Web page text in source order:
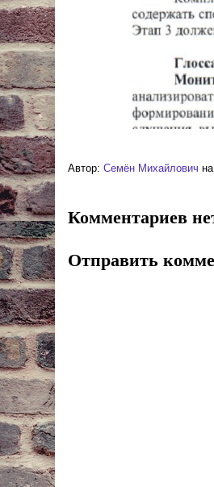
Автор: Cемён Михайлович на
Комментариев
Отправить